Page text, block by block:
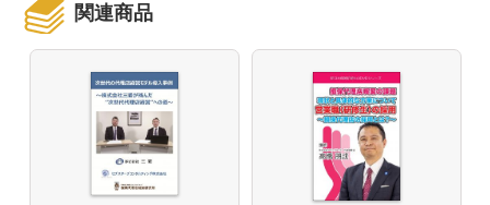
関連商品